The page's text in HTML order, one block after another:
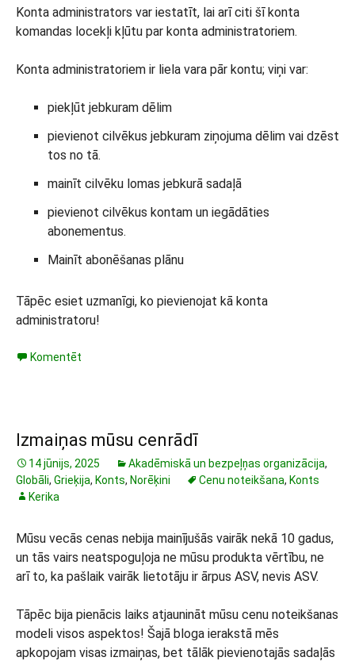
Konta administrators var iestatīt, lai arī citi šī konta
komandas locekļi kļūtu par konta administratoriem.
Konta administratoriem ir liela vara pār kontu; viņi var:
piekļūt jebkuram dēlim
pievienot cilvēkus jebkuram ziņojuma dēlim vai dzēst
tos no tā.
mainīt cilvēku lomas jebkurā sadaļā
pievienot cilvēkus kontam un iegādāties
abonementus.
Mainīt abonēšanas plānu
Tāpēc esiet uzmanīgi, ko pievienojat kā konta
administratoru!
Komentēt
Izmaiņas mūsu cenrādī
14 jūnijs, 2025 Akadēmiskā un bezpeļņas organizācija,
Globāli, Grieķija, Konts, Norēķini Cenu noteikšana, Konts
Kerika
Mūsu vecās cenas nebija mainījušās vairāk nekā 10 gadus,
un tās vairs neatspoguļoja ne mūsu produkta vērtību, ne
arī to, ka pašlaik vairāk lietotāju ir ārpus ASV, nevis ASV.
Tāpēc bija pienācis laiks atjaunināt mūsu cenu noteikšanas
modeli visos aspektos! Šajā bloga ierakstā mēs
apkopojam visas izmaiņas, bet tālāk pievienotajās sadaļās